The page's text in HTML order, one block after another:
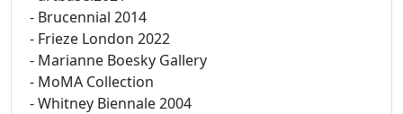
- Brucennial 2014
- Frieze London 2022
- Marianne Boesky Gallery
- MoMA Collection
- Whitney Biennale 2004